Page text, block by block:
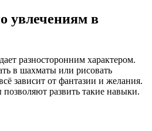
увлечениям в
разносторонним характером.
в шахматы или рисовать
зависит от фантазии и желания.
развить такие навыки.